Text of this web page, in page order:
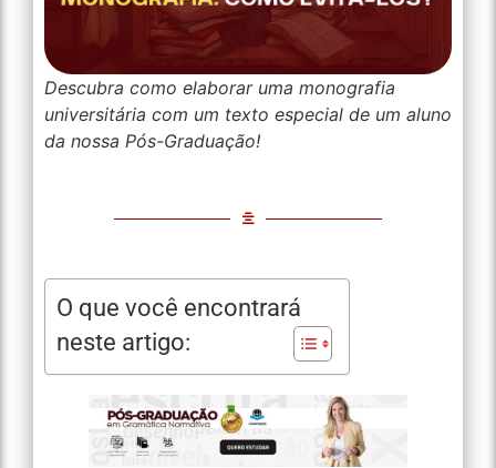
Descubra como elaborar uma monografia
universitária com um texto especial de um aluno
da nossa Pós-Graduação!
O que você encontrará
neste artigo: